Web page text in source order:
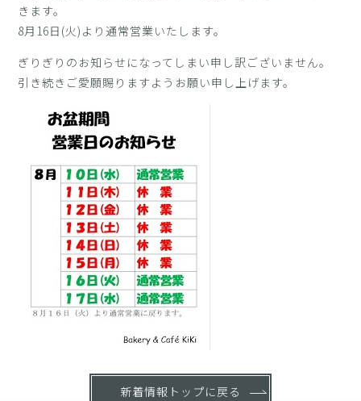
きます。
8月16日(火)より通常営業いたします。
ぎりぎりのお知らせになってしまい申し訳ございません。
引き続きご愛願賜りますようお願い申し上げます。
新着情報トップに戻る